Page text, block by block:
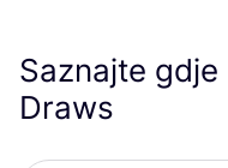
Saznajte
Draws